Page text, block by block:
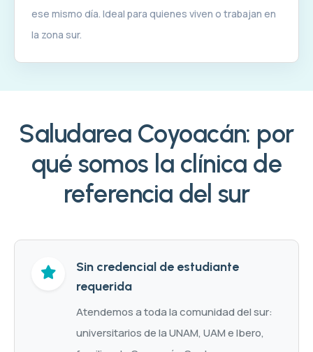
ese mismo día. Ideal para quienes viven o trabajan en
la zona sur.
Saludarea Coyoacán: por
qué somos la clínica de
referencia del sur
Sin credencial de estudiante
requerida
Atendemos a toda la comunidad del sur:
universitarios de la UNAM, UAM e Ibero,